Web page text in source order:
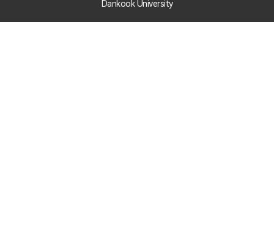
Dankook University